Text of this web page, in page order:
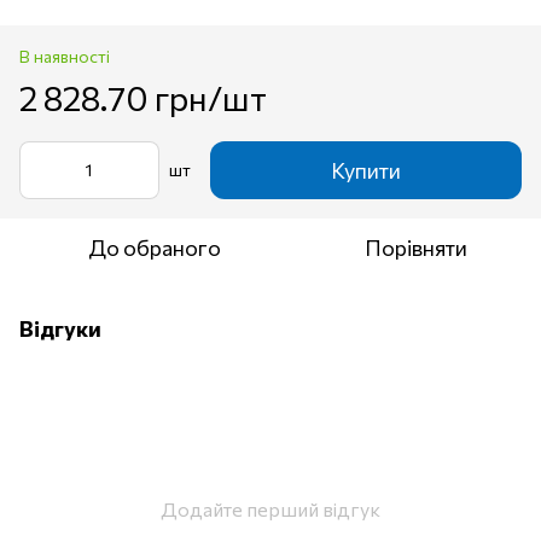
В наявності
2 828.70 грн/шт
шт Купити
До обраного Порівняти
Відгуки
Додайте перший відгук